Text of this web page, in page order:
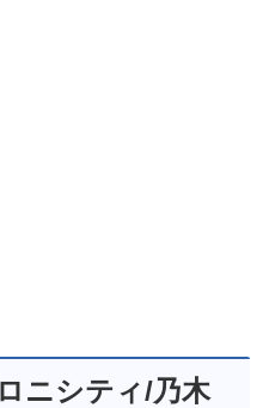
ニシティ/乃木